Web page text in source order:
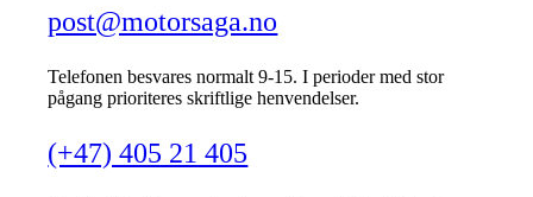
post@motorsaga.no
Telefonen besvares normalt 9-15. I perioder med stor
pågang prioriteres skriftlige henvendelser.
(+47) 405 21 405